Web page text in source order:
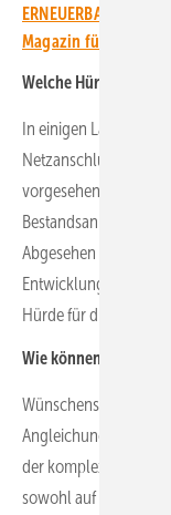
ERNEUERBARE
Magazin für
Welche Hürden
In einigen Ländern ist
vorgesehen, wodurch
Bestandsanlagen als
Abgesehen davon
Hürde für die
Wie können diese
Wünschenswert wäre
Angleichung der
der komplexeren
sowohl auf